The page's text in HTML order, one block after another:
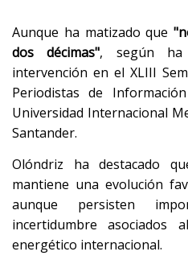
Aunque ha matizado que
dos décimas", según ha
intervención en el XLIII
Periodistas de
Universidad Internacional
Santander.
Olóndriz ha destacado
mantiene una evolución
aunque persisten
incertidumbre asociados
energético internacional.